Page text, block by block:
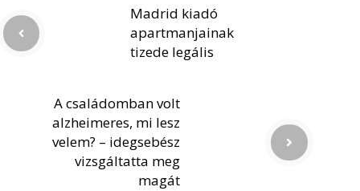
Madrid kiadó
apartmanjainak
tizede legális
A családomban volt
alzheimeres, mi lesz
velem? – idegsebész
vizsgáltatta meg
magát